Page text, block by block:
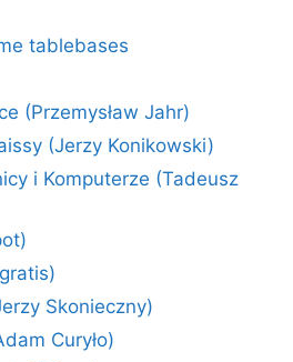
tablebases
(Przemysław Jahr)
(Jerzy Konikowski)
i Komputerze (Tadeusz
Skonieczny)
Curyło)